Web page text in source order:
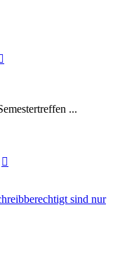
...
sind nur